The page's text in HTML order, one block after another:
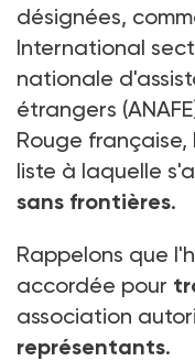
désignées,
International
nationale
étrangers
Rouge française,
liste à laquelle
sans frontières.
Rappelons que
accordée pour
association
représentants.